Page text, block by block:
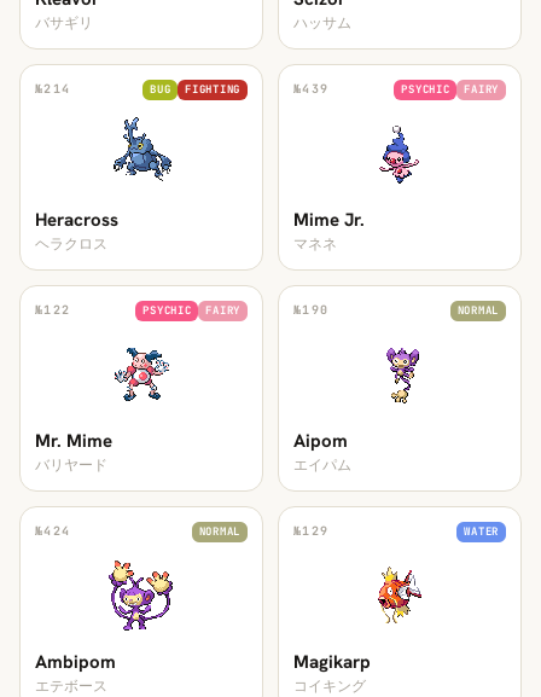
バサギリ ハッサム
№214 BUG FIGHTING
Heracross
ヘラクロス
№439 PSYCHIC FAIRY
Mime Jr.
マネネ
№122 PSYCHIC FAIRY
Mr. Mime
バリヤード
№190 NORMAL
Aipom
エイパム
№424 NORMAL
Ambipom
エテボース
№129 WATER
Magikarp
コイキング